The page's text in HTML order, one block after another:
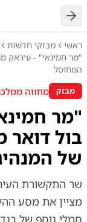
חזרה
ראשי
מבזקי חדשות
"מר חמינאי" - עיראק
המחוסל
מבזק מחווה
"מר
בול דואר
של
שר התקשורת
מציין את מסע
סמלי נוסף של